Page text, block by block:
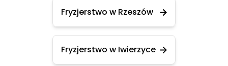
Fryzjerstwo w Rzeszów
Fryzjerstwo w Iwierzyce